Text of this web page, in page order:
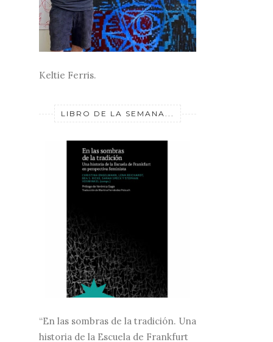
Keltie Ferris.
LIBRO DE LA SEMANA...
“En las sombras de la tradición. Una
historia de la Escuela de Frankfurt